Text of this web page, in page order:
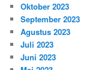
Oktober 2023
September 2023
Agustus 2023
Juli 2023
Juni 2023